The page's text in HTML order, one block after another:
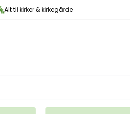
Alt til kirker & kirkegårde